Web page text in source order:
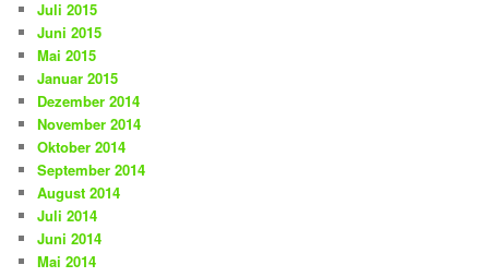
Juli 2015
Juni 2015
Mai 2015
Januar 2015
Dezember 2014
November 2014
Oktober 2014
September 2014
August 2014
Juli 2014
Juni 2014
Mai 2014